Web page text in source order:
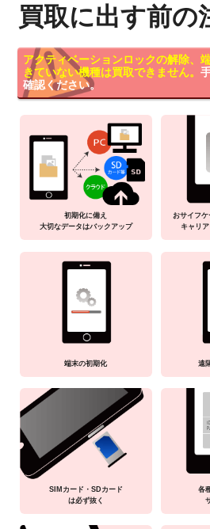
買取に出す前の
アクティベーションロックの解除、
きていない機種は買取できません。
確認ください。
初期化に備え
大切なデータはバックアップ
おサイフ
キャリ
端末の初期化 遠
SIMカード・SDカード
は必ず抜く
各